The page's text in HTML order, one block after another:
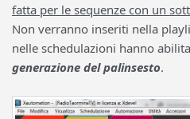
fatta per le sequenze con un
Non verranno inseriti nella
nelle schedulazioni hanno
generazione del palinsesto.